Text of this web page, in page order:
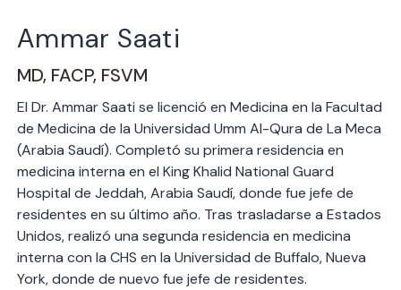
Ammar Saati
MD, FACP, FSVM
El Dr. Ammar Saati se licenció en Medicina en la Facultad
de Medicina de la Universidad Umm Al-Qura de La Meca
(Arabia Saudí). Completó su primera residencia en
medicina interna en el King Khalid National Guard
Hospital de Jeddah, Arabia Saudí, donde fue jefe de
residentes en su último año. Tras trasladarse a Estados
Unidos, realizó una segunda residencia en medicina
interna con la CHS en la Universidad de Buffalo, Nueva
York, donde de nuevo fue jefe de residentes.